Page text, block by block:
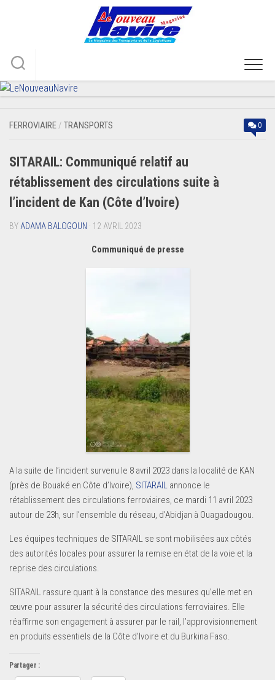
FERROVIAIRE / TRANSPORTS 0
SITARAIL: Communiqué relatif au
rétablissement des circulations suite à
l’incident de Kan (Côte d’Ivoire)
BY ADAMA BALOGOUN · 12 AVRIL 2023
Communiqué de presse
A la suite de l’incident survenu le 8 avril 2023 dans la localité de KAN
(près de Bouaké en Côte d’Ivoire), SITARAIL annonce le
rétablissement des circulations ferroviaires, ce mardi 11 avril 2023
autour de 23h, sur l’ensemble du réseau, d’Abidjan à Ouagadougou.
Les équipes techniques de SITARAIL se sont mobilisées aux côtés
des autorités locales pour assurer la remise en état de la voie et la
reprise des circulations.
SITARAIL rassure quant à la constance des mesures qu’elle met en
œuvre pour assurer la sécurité des circulations ferroviaires. Elle
réaffirme son engagement à assurer par le rail, l’approvisionnement
en produits essentiels de la Côte d’Ivoire et du Burkina Faso.
Partager :